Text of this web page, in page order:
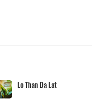
Lo Than Da Lat